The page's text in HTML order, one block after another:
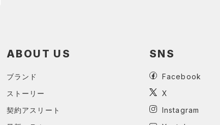
ABOUT US
ブランド
ストーリー
契約アスリート
SNS
Facebook
X
Instagram